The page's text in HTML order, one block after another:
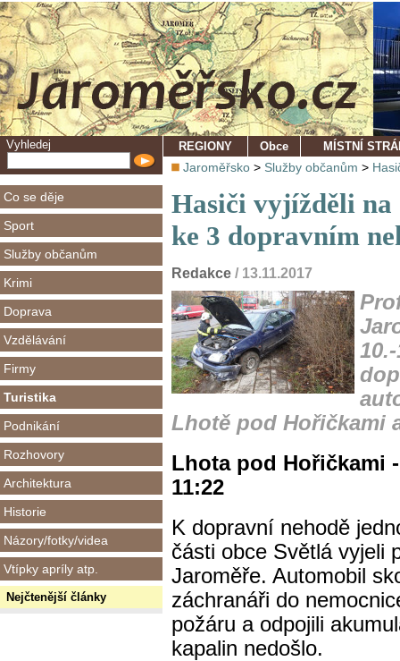
Vyhledej
Co se děje
Sport
Služby občanům
Krimi
Doprava
Vzdělávání
Firmy
Turistika
Podnikání
Rozhovory
Architektura
Historie
Názory/fotky/videa
Vtípky apríly atp.
Nejčtenější články
REGIONY Obce MÍSTNÍ
Jaroměřsko > Služby občanům >
Hasiči vyjížděli
ke 3 dopravním
Redakce / 13.11.2017
Lhotě pod Hořičkami
Lhota pod Hořičkami
11:22
K dopravní nehodě
části obce Světlá vyjeli
Jaroměře. Automobil
záchranáři do
požáru a odpojili
kapalin nedošlo.